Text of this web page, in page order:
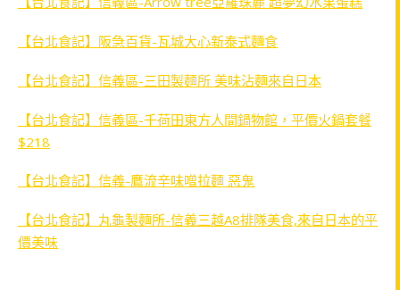
【台北食記】阪急百貨-瓦城大心新泰式麵食
【台北食記】信義區-三田製麵所 美味沾麵來自日本
【台北食記】信義區-千荷田東方人間鍋物館，平價火鍋套餐
$218
【台北食記】信義-鷹流辛味噌拉麵 惡鬼
【台北食記】丸龜製麵所-信義三越A8排隊美食,來自日本的平
價美味